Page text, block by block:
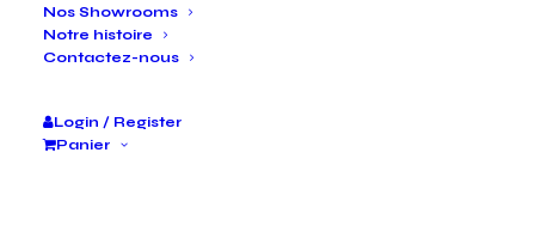
Nos Showrooms
Notre histoire
Contactez-nous
Login / Register
Panier